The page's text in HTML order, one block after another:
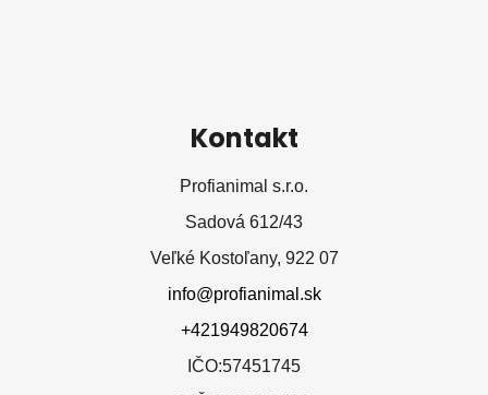
Kontakt
Profianimal s.r.o.
Sadová 612/43
Veľké Kostoľany, 922 07
info@profianimal.sk
+421949820674
IČO:57451745